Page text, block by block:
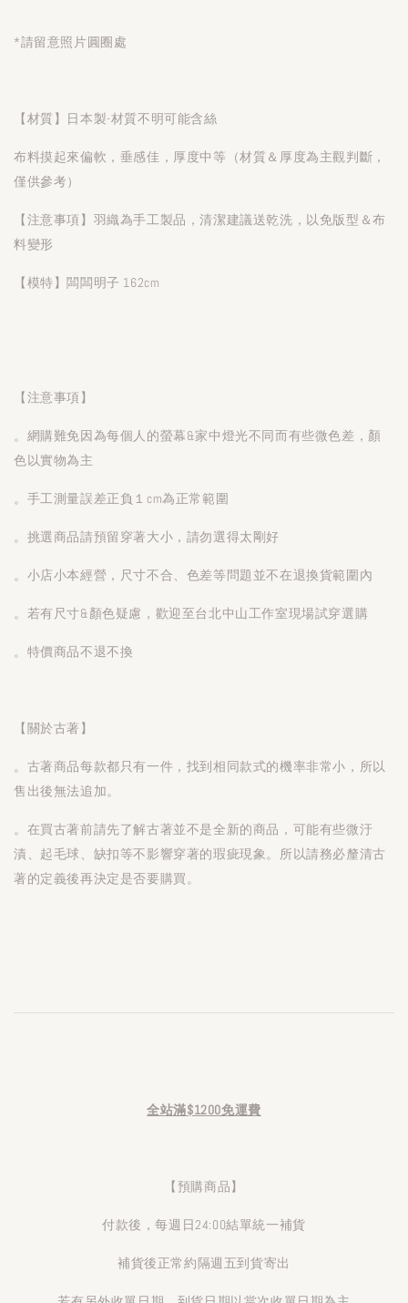
*請留意照片圓圈處
【材質】日本製-材質不明可能含絲
布料摸起來偏軟，垂感佳，厚度中等（材質＆厚度為主觀判斷，
僅供參考）
【注意事項】羽織為手工製品，清潔建議送乾洗，以免版型＆布
料變形
【模特】闆闆明子 162cm
【注意事項】
。網購難免因為每個人的螢幕&家中燈光不同而有些微色差，顏
色以實物為主
。手工測量誤差正負１cm為正常範圍
。挑選商品請預留穿著大小，請勿選得太剛好
。小店小本經營，尺寸不合、色差等問題並不在退換貨範圍內
。若有尺寸&顏色疑慮，歡迎至台北中山工作室現場試穿選購
。特價商品不退不換
【關於古著】
。古著商品每款都只有一件，找到相同款式的機率非常小，所以
售出後無法追加。
。在買古著前請先了解古著並不是全新的商品，可能有些微汙
漬、起毛球、缺扣等不影響穿著的瑕疵現象。所以請務必釐清古
著的定義後再決定是否要購買。
全站滿$1200免運費
【預購商品】
付款後，每週日24:00結單統一補貨
補貨後正常約隔週五到貨寄出